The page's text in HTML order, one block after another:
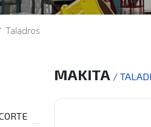
Taladros
MAKITA /